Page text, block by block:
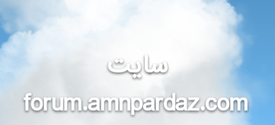
سایت
forum.amnpardaz.com